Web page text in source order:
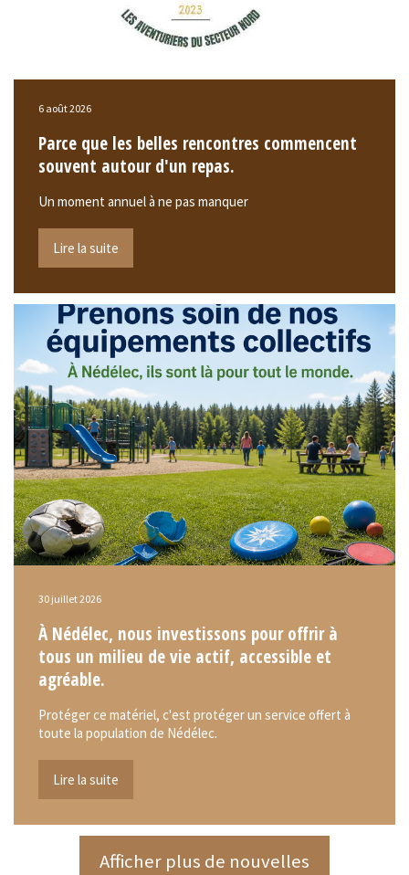
6 août 2026
Parce que les belles rencontres commencent
souvent autour d'un repas.
Un moment annuel à ne pas manquer
Lire la suite
30 juillet 2026
À Nédélec, nous investissons pour offrir à
tous un milieu de vie actif, accessible et
agréable.
Protéger ce matériel, c'est protéger un service offert à
toute la population de Nédélec.
Lire la suite
Afficher plus de nouvelles